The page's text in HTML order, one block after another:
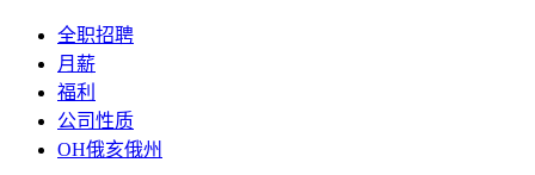
全职招聘
月薪
福利
公司性质
OH俄亥俄州